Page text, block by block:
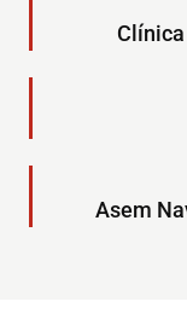
Asem